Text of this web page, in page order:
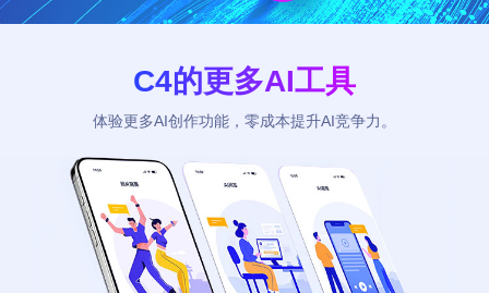
C4的更多AI工具
体验更多AI创作功能，零成本提升AI竞争力。